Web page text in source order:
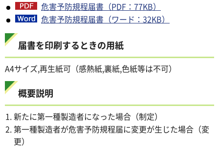
危害予防規程届書（PDF：77KB）
危害予防規程届書（ワード：32KB）
届書を印刷するときの用紙
A4サイズ,再生紙可（感熱紙,裏紙,色紙等は不可）
概要説明
新たに第一種製造者になった場合（制定）
第一種製造者が危害予防規程届に変更が生じた場合（変
更）